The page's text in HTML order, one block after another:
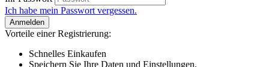
Ich habe mein Passwort vergessen.
Anmelden
Vorteile einer Registrierung:
Schnelles Einkaufen
Speichern Sie Ihre Daten und Einstellungen.